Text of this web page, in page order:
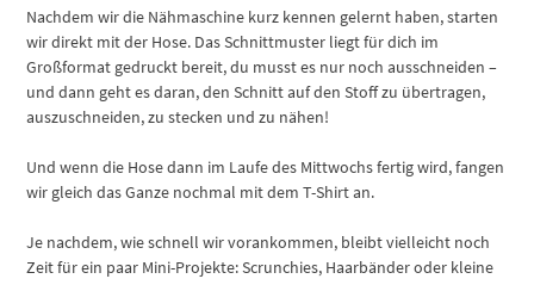
Nachdem wir die Nähmaschine kurz kennen gelernt haben, starten
wir direkt mit der Hose. Das Schnittmuster liegt für dich im
Großformat gedruckt bereit, du musst es nur noch ausschneiden –
und dann geht es daran, den Schnitt auf den Stoff zu übertragen,
auszuschneiden, zu stecken und zu nähen!
Und wenn die Hose dann im Laufe des Mittwochs fertig wird, fangen
wir gleich das Ganze nochmal mit dem T-Shirt an.
Je nachdem, wie schnell wir vorankommen, bleibt vielleicht noch
Zeit für ein paar Mini-Projekte: Scrunchies, Haarbänder oder kleine